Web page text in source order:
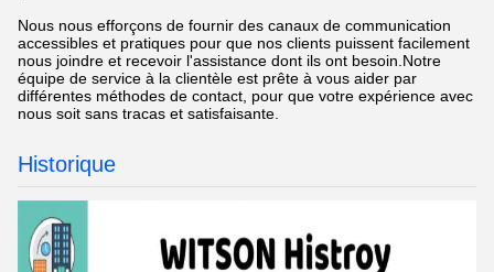
Nous nous efforçons de fournir des canaux de communication
accessibles et pratiques pour que nos clients puissent facilement
nous joindre et recevoir l'assistance dont ils ont besoin.Notre
équipe de service à la clientèle est prête à vous aider par
différentes méthodes de contact, pour que votre expérience avec
nous soit sans tracas et satisfaisante.
Historique